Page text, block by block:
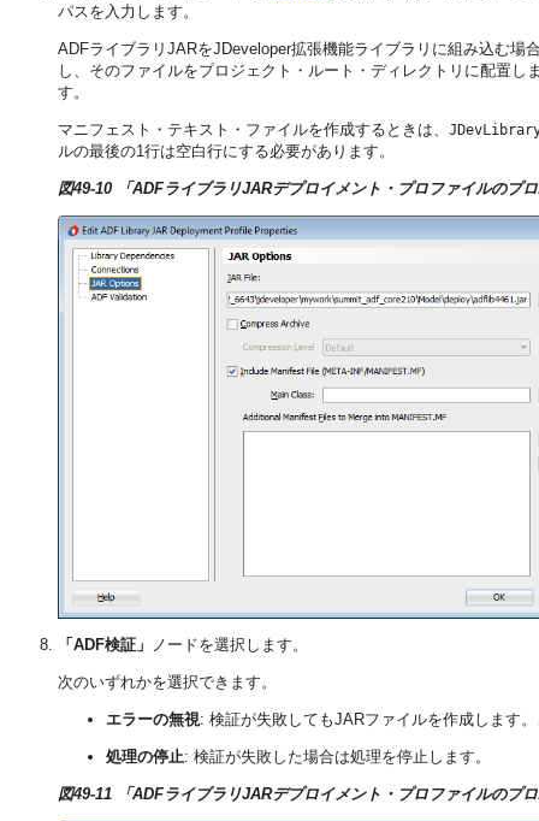
パスを入力します。
ADFライブラリJARをJDeveloper拡張機能ライブラリに組み込む場
し、そのファイルをプロジェクト・ルート・ディレクトリに配置し
す。
マニフェスト・テキスト・ファイルを作成するときは、
ルの最後の1行は空白行にする必要があります。
図49-10 「ADFライブラリJARデプロイメント・プロファイルのプ
「ADF検証」 ノードを選択します。
次のいずれかを選択できます。
エラーの無視: 検証が失敗してもJARファイルを作成します
処理の停止: 検証が失敗した場合は処理を停止します。
図49-11 「ADFライブラリJARデプロイメント・プロファイルのプ